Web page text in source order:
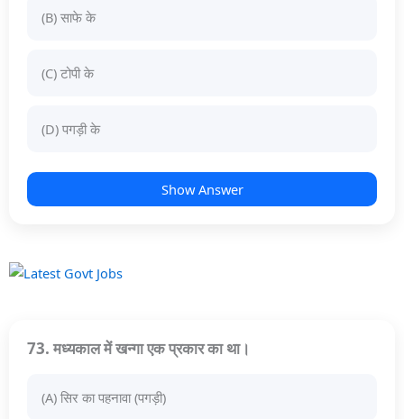
(B) साफे के
(C) टोपी के
(D) पगड़ी के
Show Answer
73. मध्यकाल में खन्गा एक प्रकार का था।
(A) सिर का पहनावा (पगड़ी)